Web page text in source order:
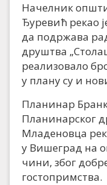
Начелник
Ђуревић рекао
да подржава
друштва
реализовало
у плану су и
Планинар
Планинарског
Младеновца
у Вишеград на
чини, због
гостопримства.